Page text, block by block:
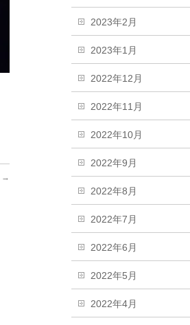
→
2023年2月
2023年1月
2022年12月
2022年11月
2022年10月
2022年9月
2022年8月
2022年7月
2022年6月
2022年5月
2022年4月